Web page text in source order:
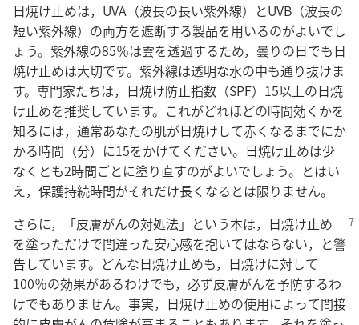
日焼け止めは，UVA（波長の長い紫外線）とUVB（波長の
短い紫外線）の両方を遮断する製品を用いるのがよいでし
ょう。紫外線の85％は雲を透過するため，曇りの日でも日
焼け止めは大切です。紫外線は透明な水の中も通り抜けま
す。専門家たちは，日焼け防止指数（SPF）15以上の日焼
け止めを推奨しています。これがどれほどの時間効くかを
知るには，通常あなたの肌が日焼けして赤くなるまでにか
かる時間（分）に15をかけてください。日焼け止めは少
なくとも2時間ごとに塗り直すのがよいでしょう。とはい
え，保護持続時間がそれだけ長くなるとは限りません。
さらに，「皮膚がんの対処法」という本は，日焼け止め
を塗っただけで間違った安心感を抱いてはならない，と警
告しています。どんな日焼け止めも，日焼けに対して
100％の効果があるわけでも，必ず皮膚がんを予防するわ
けでもありません。事実，日焼け止めの使用によって間接